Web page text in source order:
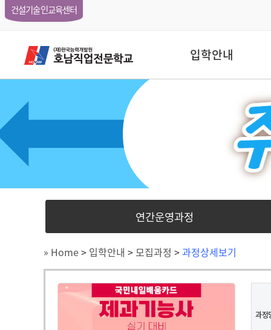
건설기술인교육센터
입학안내
연간운영과정
» Home> 입학안내 > 모집과정 >과정상세보기
과정